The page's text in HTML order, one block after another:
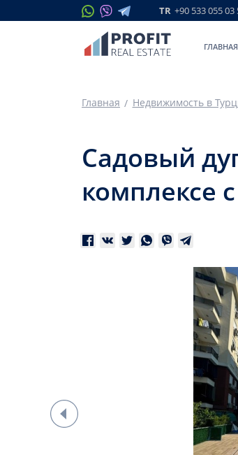
TR +90 533 055 03
ГЛАВНАЯ
Главная Недвижимость в
Садовый
комплексе